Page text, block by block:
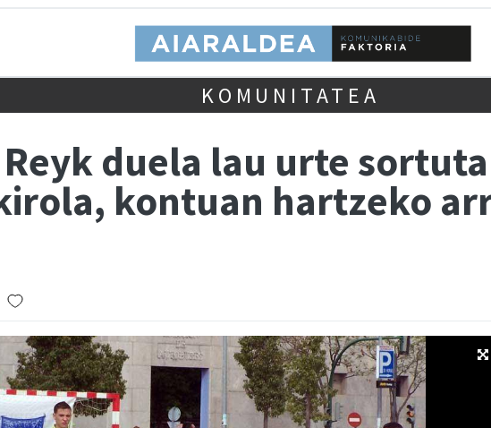
KOMUNITATEA
Reyk duela lau urte
kontuan hartzeko